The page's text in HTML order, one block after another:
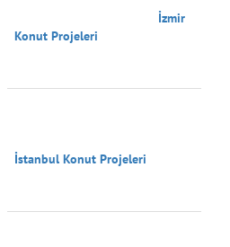
Konut Projeleri
İstanbul Konut Projeleri